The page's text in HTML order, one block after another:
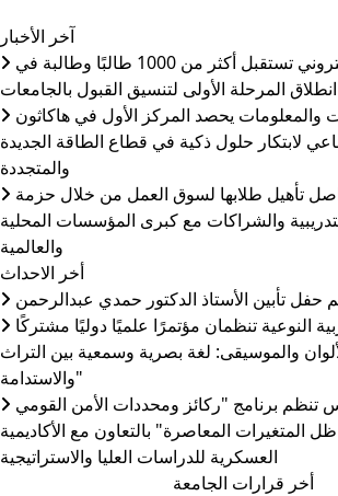
آخر الأخبار
معامل التنسيق الإلكتروني تستقبل أكثر من 1000 طالبًا وطالبة في
المرحلة الأولى لتنسيق القبول بالجامعات
والمعلومات يحصد المركز الأول في هاكاثون
لابتكار حلول ذكية في قطاع الطاقة الجديدة
والمتجددة
تأهيل طلابها لسوق العمل من خلال حزمة
والشراكات مع كبرى المؤسسات المحلية
والعالمية
أخر الاحداث
حفل تأبين الأستاذ الدكتور حمدي عبدالرحمن
النوعية تنظمان مؤتمرًا علميًا دوليًا مشتركًا
والموسيقى: لغة بصرية وسمعية بين التراث
والاستدامة"
برنامج "ركائز ومحددات الأمن القومي
المتغيرات المعاصرة" بالتعاون مع الأكاديمية
العسكرية للدراسات العليا والاستراتيجية
أخر قرارات الجامعة